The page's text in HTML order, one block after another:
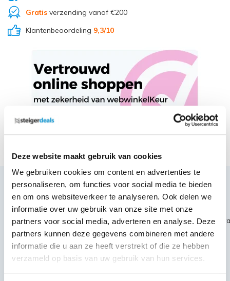
Deze website maakt gebruik van cookies
We gebruiken cookies om content en advertenties te
personaliseren, om functies voor social media te bieden
en om ons websiteverkeer te analyseren. Ook delen we
informatie over uw gebruik van onze site met onze
partners voor social media, adverteren en analyse. Deze
partners kunnen deze gegevens combineren met andere
informatie die u aan ze heeft verstrekt of die ze hebben
verzameld op basis van uw gebruik van hun services.
Gratisverzending vanaf €200
Klantenbeoordeling 9,3/10
Productbeschrijving
~~https://cdn.webshopapp.com/shops/189476/files/451435720/
safety1.jpg